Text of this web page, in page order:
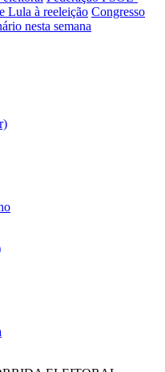
Lula à reeleição Congresso
nesta semana